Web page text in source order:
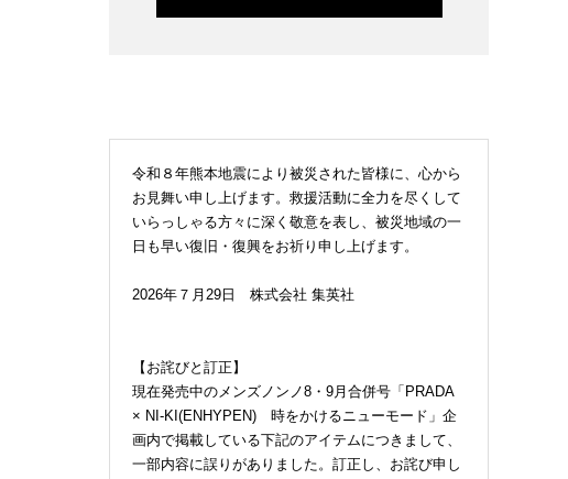
令和８年熊本地震により被災された皆様に、心から
お見舞い申し上げます。救援活動に全力を尽くして
いらっしゃる方々に深く敬意を表し、被災地域の一
日も早い復旧・復興をお祈り申し上げます。
2026年７月29日 株式会社 集英社
【お詫びと訂正】
現在発売中のメンズノンノ8・9月合併号「PRADA
× NI-KI(ENHYPEN) 時をかけるニューモード」企
画内で掲載している下記のアイテムにつきまして、
一部内容に誤りがありました。訂正し、お詫び申し